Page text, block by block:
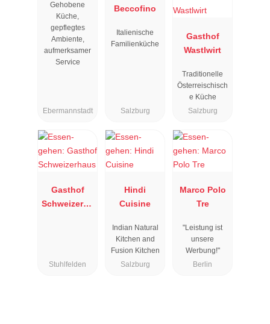
"
Gehobene
Küche,
gepflegtes
Ambiente,
aufmerksamer
Service
Ebermannstadt
Beccofino
Italienische
Familienküche
Salzburg
Gasthof
Wastlwirt
Traditionelle
Österreischisch
e Küche
Salzburg
Gasthof
Schweizerha
Stuhlfelden
Hindi
Cuisine
Indian Natural
Kitchen and
Fusion Kitchen
Salzburg
Marco Polo
Tre
"Leistung ist
unsere
Werbung!"
Berlin